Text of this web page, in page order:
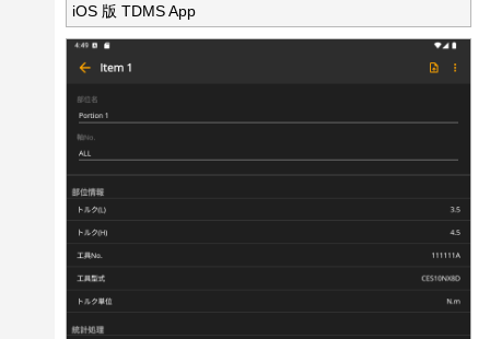
iOS 版 TDMS App